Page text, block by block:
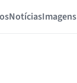
NotíciasImagens